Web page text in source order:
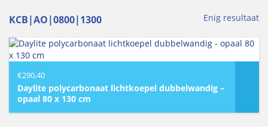
KCB|AO|0800|1300 Enig resultaat
€290,40
Daylite polycarbonaat lichtkoepel dubbelwandig –
opaal 80 x 130 cm